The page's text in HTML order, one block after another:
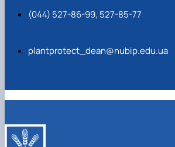
(044) 527-86-99, 527-85-77
plantprotect_dean@nubip.edu.ua